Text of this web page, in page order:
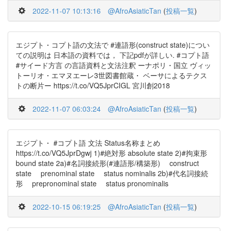
2022-11-07 10:13:16 @AfroAsiaticTan (投稿一覧)
エジプト・コプト語の文法で #連語形(construct state)につい
ての説明は 日本語の資料では， 下記pdfが詳しい. #コプト語
#サイード方言 の言語資料と文法注釈 ーナポリ・国立 ヴィッ
トーリオ・エマヌエーレ3世図書館蔵・ ベーサによるテクス
トの断片ー https://t.co/VQ5JprCIGL 宮川創2018
2022-11-07 06:03:24 @AfroAsiaticTan (投稿一覧)
エジプト・ #コプト語 文法 Status名称まとめ
https://t.co/VQ5JprDgwj 1)#絶対形 absolute state 2)#拘束形
bound state 2a)#名詞接続形(#連語形/構築形) construct
state prenominal state status nominalis 2b)#代名詞接続
形 prepronominal state status pronominalis
2022-10-15 06:19:25 @AfroAsiaticTan (投稿一覧)